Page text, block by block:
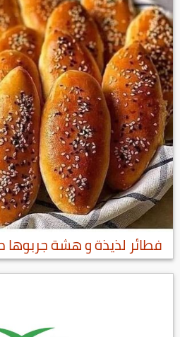
فطائر لذيذة و هشة جربوها